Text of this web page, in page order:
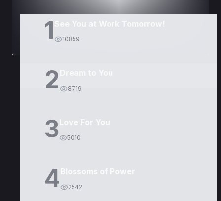
1 10859
2 8719
3Love For You
5010
4Blossoms of Power
2542